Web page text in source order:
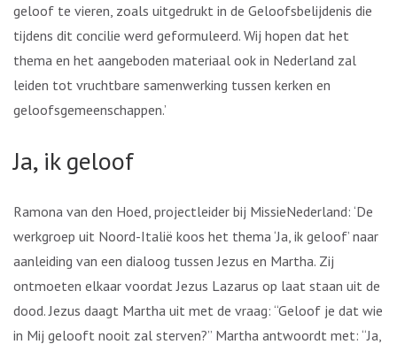
geloof te vieren, zoals uitgedrukt in de Geloofsbelijdenis die
tijdens dit concilie werd geformuleerd. Wij hopen dat het
thema en het aangeboden materiaal ook in Nederland zal
leiden tot vruchtbare samenwerking tussen kerken en
geloofsgemeenschappen.’
Ja, ik geloof
Ramona van den Hoed, projectleider bij MissieNederland: ‘De
werkgroep uit Noord-Italië koos het thema ‘Ja, ik geloof’ naar
aanleiding van een dialoog tussen Jezus en Martha. Zij
ontmoeten elkaar voordat Jezus Lazarus op laat staan uit de
dood. Jezus daagt Martha uit met de vraag: “Geloof je dat wie
in Mij gelooft nooit zal sterven?” Martha antwoordt met: “Ja,